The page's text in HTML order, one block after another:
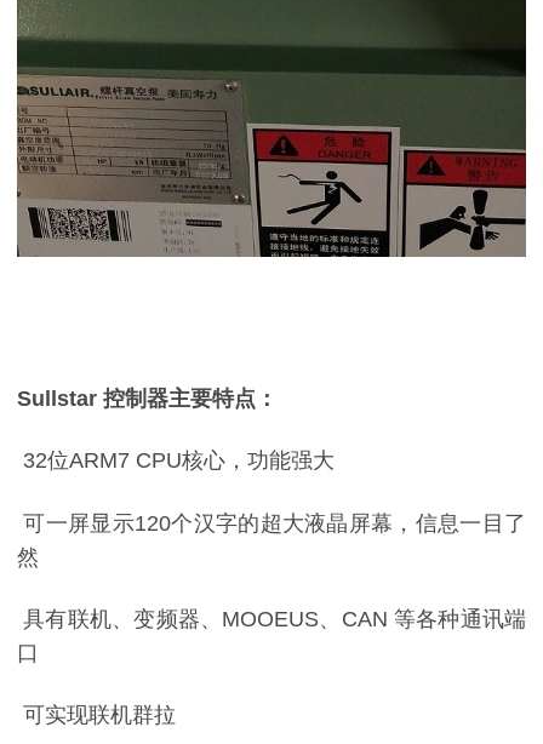
Sullstar 控制器主要特点：
32位ARM7 CPU核心，功能强大
可一屏显示120个汉字的超大液晶屏幕，信息一目了
然
具有联机、变频器、 MOOEUS、 CAN 等各种通讯端
口
可实现联机群拉